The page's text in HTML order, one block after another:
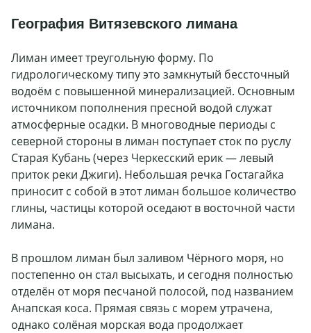
География Витязевского лимана
Лиман имеет треугольную форму. По
гидрологическому типу это замкнутый бессточный
водоём с повышенной минерализацией. Основным
источником пополнения пресной водой служат
атмосферные осадки. В многоводные периоды с
северной стороны в лиман поступает сток по руслу
Старая Кубань (через Черкесский ерик — левый
приток реки Джиги). Небольшая речка Гостагайка
приносит с собой в этот лиман большое количество
глины, частицы которой оседают в восточной части
лимана.
В прошлом лиман был заливом Чёрного моря, но
постепенно он стал высыхать, и сегодня полностью
отделён от моря песчаной полосой, под названием
Анапская коса. Прямая связь с морем утрачена,
однако солёная морская вода продолжает